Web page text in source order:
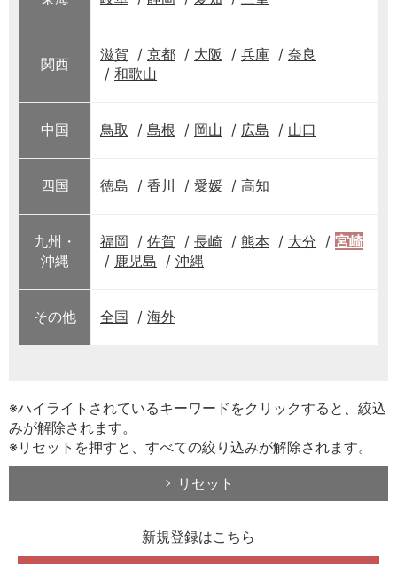
関西
滋賀 京都 大阪 兵庫
奈良
和歌山
中国 鳥取 島根 岡山 広島 山口
四国 徳島 香川 愛媛 高知
九州・
沖縄
福岡 佐賀 長崎 熊本 大分
宮崎
鹿児島
沖縄
その他 全国 海外
※ハイライトされているキーワードをクリックすると、絞込
みが解除されます。
※リセットを押すと、すべての絞り込みが解除されます。
リセット
新規登録はこちら